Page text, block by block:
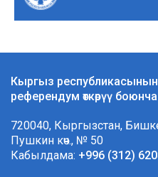
Кыргыз
референдум өткөрүү
720040, Кыргызстан,
Пушкин көч., № 50
Кабылдама: +996 (312)